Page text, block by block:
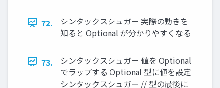
72.
シンタックスシュガー 実際の動きを
知ると Optional が分かりやすくなる
73.
シンタックスシュガー 値を Optional
でラップする Optional 型に値を設定
シンタックスシュガー // 型の最後に